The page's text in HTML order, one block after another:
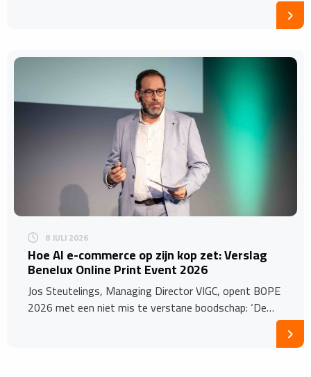
8 JULI 2026
Hoe AI e-commerce op zijn kop zet: Verslag
Benelux Online Print Event 2026
Jos Steutelings, Managing Director VIGC, opent BOPE
2026 met een niet mis te verstane boodschap: ‘De…